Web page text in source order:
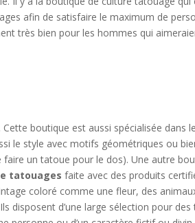
afin de satisfaire le maximum de
très bien pour les hommes qui
boutique est aussi spécialisée dans
le style avec motifs géométriques ou
un tatoue pour le dos). Une autre
tatouages faite avec des produits
coloré comme une fleur, des
disposent d’une large sélection pour